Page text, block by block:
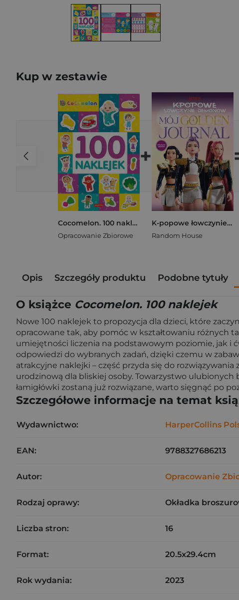
Kup w zestawie
Cocomelon. 100 naklejek
Opracowanie Zbiorowe
+
K-popowe łowczynie demonów. Mój golden journal. Oficjalny dziennik
Random House
Opis Szczegóły produktu Podobne tytuły
O książce Cocomelon. 100 naklejek
Nowe 100 naklejek to propozycja dla dzieci, które
opracowane tak, aby pomóc w kształtowaniu różnych
umiejętności liczenia na podstawowym poziomie, jak i
odpowiedzi do wybranych zadań, dzięki czemu w
atrakcyjne naklejki – część przyda się do
urodzinową dla bliskiej osoby. Towarzystwo
łamigłówki zostaną już rozwiązane, warto sięgnąć po
Szczegółowe informacje na temat
Wydawnictwo: HarperCollins
EAN: 9788327686213
Autor: Opracowanie
Rodzaj oprawy: Okładka
Liczba stron: 16
Format: 20.5x29.4cm
Rok wydania: 2023